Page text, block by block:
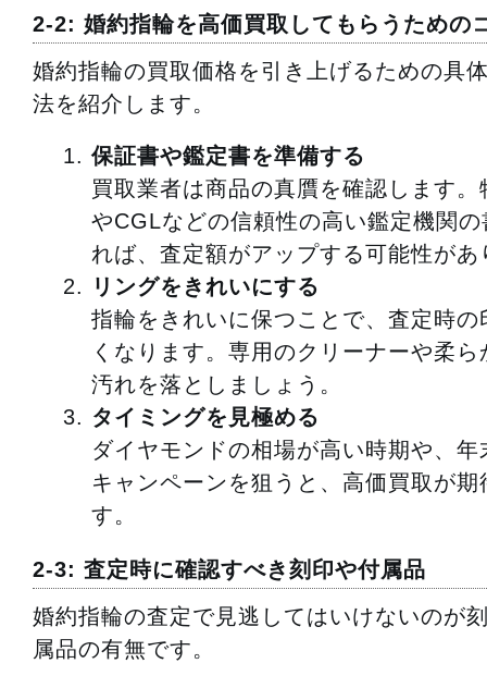
2-2: 婚約指輪を高価買取してもらうための
婚約指輪の買取価格を引き上げるための具
法を紹介します。
保証書や鑑定書を準備する
買取業者は商品の真贋を確認します
やCGLなどの信頼性の高い鑑定機関
れば、査定額がアップする可能性があ
リングをきれいにする
指輪をきれいに保つことで、査定時の
くなります。専用のクリーナーや柔ら
汚れを落としましょう。
タイミングを見極める
ダイヤモンドの相場が高い時期や、年
キャンペーンを狙うと、高価買取が期
す。
2-3: 査定時に確認すべき刻印や付属品
婚約指輪の査定で見逃してはいけないのが
属品の有無です。